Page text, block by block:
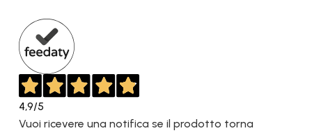
4,9/5
Vuoi ricevere una notifica se il prodotto torna